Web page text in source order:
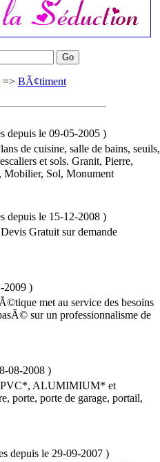
=> BÃ¢timent
depuis le 09-05-2005)
de cuisine, salle de bains, seuils,
et sols. Granit, Pierre,
Mobilier, Sol, Monument
depuis le 15-12-2008)
Gratuit sur demande
2009)
met au service des besoins
sur un professionnalisme de
08-2008)
PVC*, ALUMIMIUM* et
porte, porte de garage, portail,
depuis le 29-09-2007)